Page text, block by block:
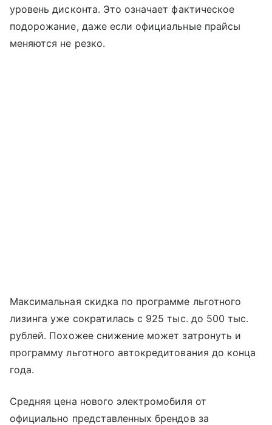
уровень дисконта. Это означает фактическое
подорожание, даже если официальные прайсы
меняются не резко.
Максимальная скидка по программе льготного
лизинга уже сократилась с 925 тыс. до 500 тыс.
рублей. Похожее снижение может затронуть и
программу льготного автокредитования до конца
года.
Средняя цена нового электромобиля от
официально представленных брендов за